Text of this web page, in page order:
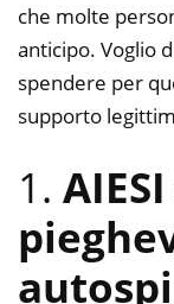
che molte
anticipo. Voglio
spendere per
supporto
1.